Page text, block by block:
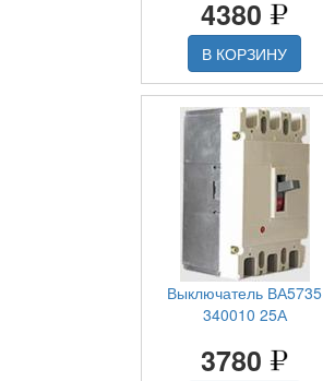
4380
В КОРЗИНУ
Выключатель ВА5735
340010 25А
3780